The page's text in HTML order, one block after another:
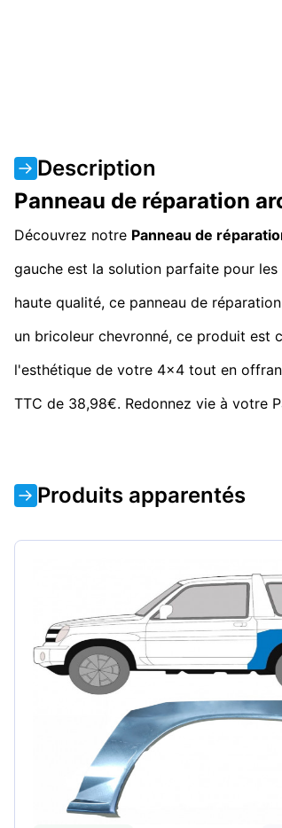
Description
Panneau de réparation
Découvrez notre Panneau de
gauche est la solution parfaite pour
haute qualité, ce panneau de
un bricoleur chevronné, ce produit est
l'esthétique de votre 4x4 tout en
TTC de 38,98€. Redonnez vie à votre
Produits apparentés